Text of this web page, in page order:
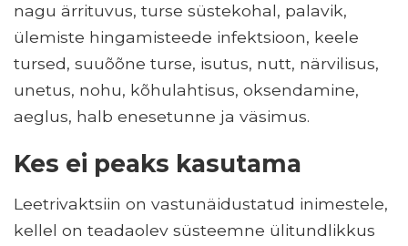
nagu ärrituvus, turse süstekohal, palavik,
ülemiste hingamisteede infektsioon, keele
tursed, suuõõne turse, isutus, nutt, närvilisus,
unetus, nohu, kõhulahtisus, oksendamine,
aeglus, halb enesetunne ja väsimus.
Kes ei peaks kasutama
Leetrivaktsiin on vastunäidustatud inimestele,
kellel on teadaolev süsteemne ülitundlikkus